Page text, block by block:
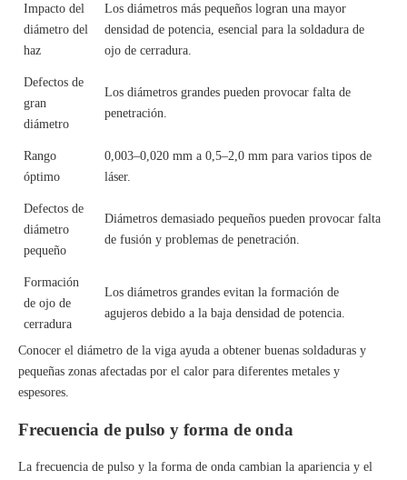
Impacto del
diámetro del
haz
Los diámetros más pequeños logran una mayor
densidad de potencia, esencial para la soldadura de
ojo de cerradura.
Defectos de
gran
diámetro
Los diámetros grandes pueden provocar falta de
penetración.
Rango
óptimo
0,003–0,020 mm a 0,5–2,0 mm para varios tipos de
láser.
Defectos de
diámetro
pequeño
Diámetros demasiado pequeños pueden provocar falta
de fusión y problemas de penetración.
Formación
de ojo de
cerradura
Los diámetros grandes evitan la formación de
agujeros debido a la baja densidad de potencia.
Conocer el diámetro de la viga ayuda a obtener buenas soldaduras y
pequeñas zonas afectadas por el calor para diferentes metales y
espesores.
Frecuencia de pulso y forma de onda
La frecuencia de pulso y la forma de onda cambian la apariencia y el